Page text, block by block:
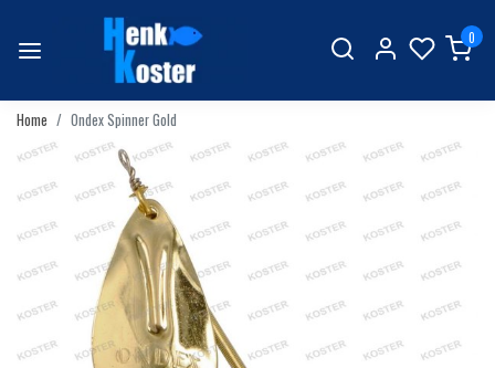
0
Home Ondex Spinner Gold